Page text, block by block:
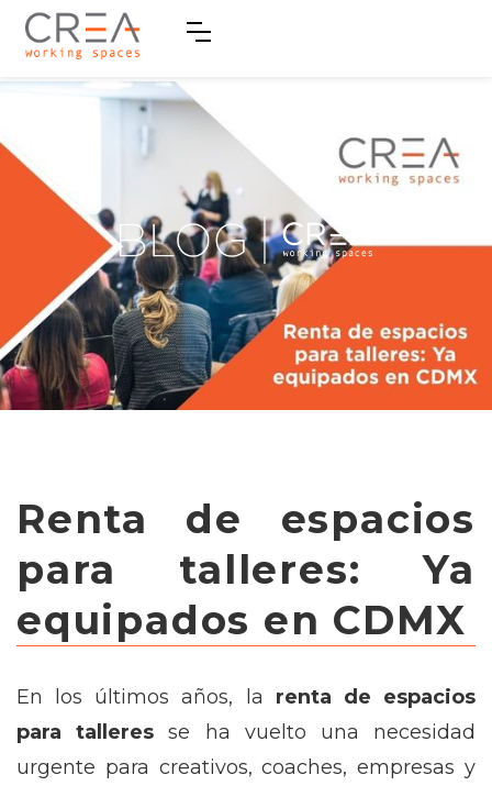
Renta de espacios
para talleres: Ya
equipados en CDMX
En los últimos años, la renta de espacios
para talleres se ha vuelto una necesidad
urgente para creativos, coaches, empresas y